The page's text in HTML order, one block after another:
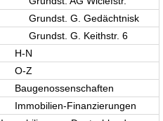
Grundst. G. Gedächtnisk
Grundst. G. Keithstr. 6
H-N
O-Z
Baugenossenschaften
Immobilien-Finanzierungen